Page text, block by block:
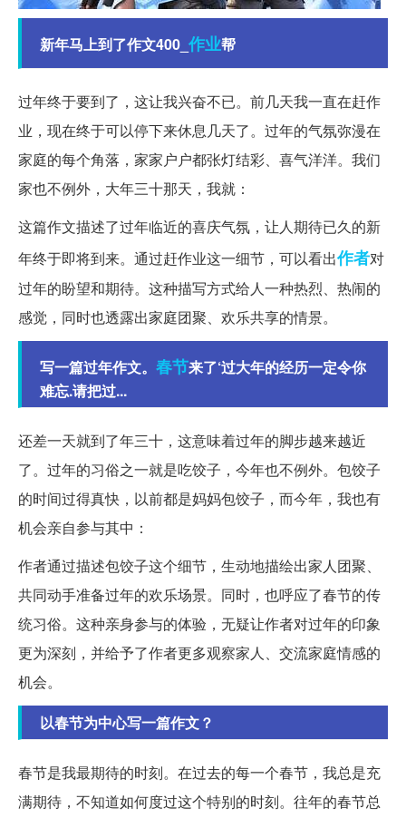
新年马上到了作文400_ 作业帮
过年终于要到了，这让我兴奋不已。前几天我一直在赶作
业，现在终于可以停下来休息几天了。过年的气氛弥漫在
家庭的每个角落，家家户户都张灯结彩、喜气洋洋。我们
家也不例外，大年三十那天，我就：
这篇作文描述了过年临近的喜庆气氛，让人期待已久的新
年终于即将到来。通过赶作业这一细节，可以看出作者对
过年的盼望和期待。这种描写方式给人一种热烈、热闹的
感觉，同时也透露出家庭团聚、欢乐共享的情景。
写一篇过年作文。 春节来了‘过大年的经历一定令你
难忘.请把过...
还差一天就到了年三十，这意味着过年的脚步越来越近
了。过年的习俗之一就是吃饺子，今年也不例外。包饺子
的时间过得真快，以前都是妈妈包饺子，而今年，我也有
机会亲自参与其中：
作者通过描述包饺子这个细节，生动地描绘出家人团聚、
共同动手准备过年的欢乐场景。同时，也呼应了春节的传
统习俗。这种亲身参与的体验，无疑让作者对过年的印象
更为深刻，并给予了作者更多观察家人、交流家庭情感的
机会。
以春节为中心写一篇作文？
春节是我最期待的时刻。在过去的每一个春节，我总是充
满期待，不知道如何度过这个特别的时刻。往年的春节总